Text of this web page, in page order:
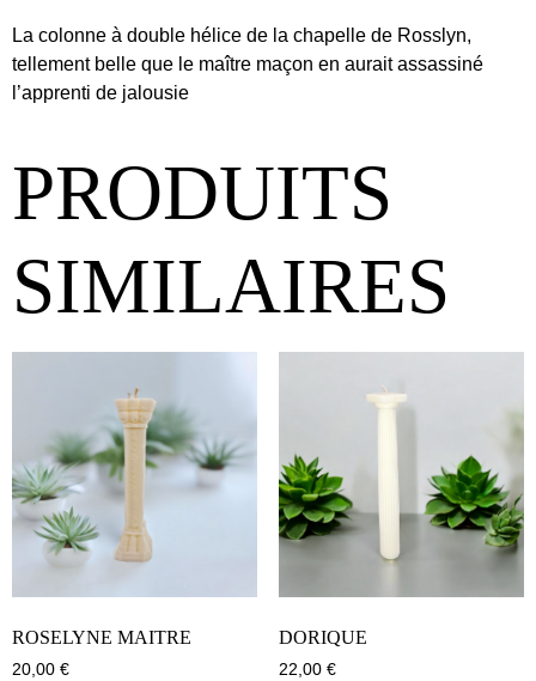
La colonne à double hélice de la chapelle de Rosslyn,
tellement belle que le maître maçon en aurait assassiné
l’apprenti de jalousie
PRODUITS
SIMILAIRES
ROSELYNE MAITRE
20,00 €
DORIQUE
22,00 €